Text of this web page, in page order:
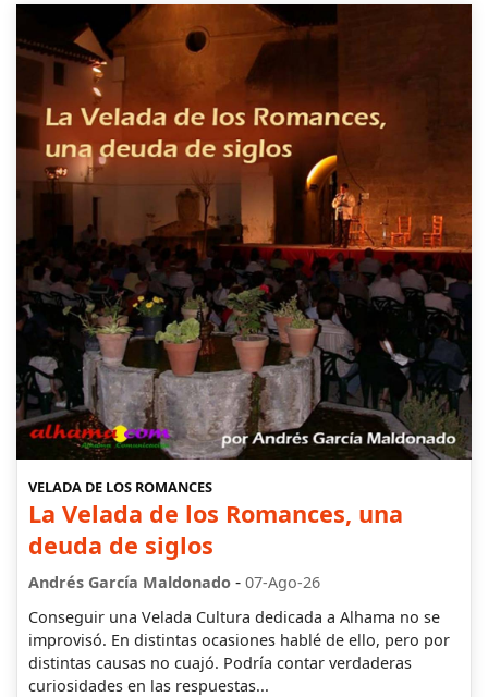
VELADA DE LOS ROMANCES
La Velada de los Romances, una
deuda de siglos
Andrés García Maldonado - 07-Ago-26
Conseguir una Velada Cultura dedicada a Alhama no se
improvisó. En distintas ocasiones hablé de ello, pero por
distintas causas no cuajó. Podría contar verdaderas
curiosidades en las respuestas...